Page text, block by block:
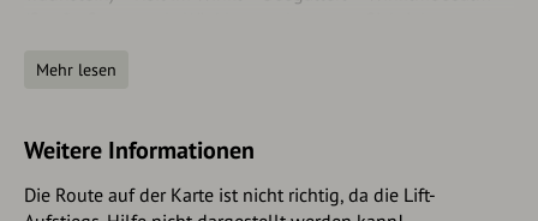
Winter
• Auffahrt nur mit Gondelbahn oder Taxi möglich
• PKW muss auf Dauerparkplatz abgestellt werden
Mehr lesen
Weitere Informationen
Die Route auf der Karte ist nicht richtig, da die Lift-